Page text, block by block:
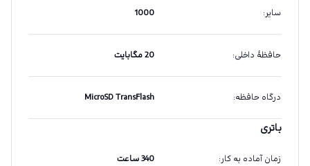
سایر:
1000
حافظهٔ داخلی: 20 مگابایت
درگاه حافظه:
MicroSD TransFlash
باتری
زمان آماده به کار: 340 ساعت